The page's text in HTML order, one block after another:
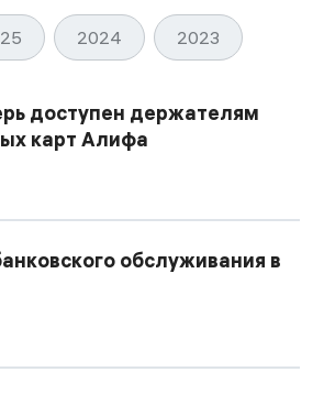
2024 2023
доступен держателям
карт Алифа
обслуживания в